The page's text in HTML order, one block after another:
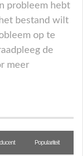
probleem hebt
bestand wilt
op te
de
meer
Populariteit